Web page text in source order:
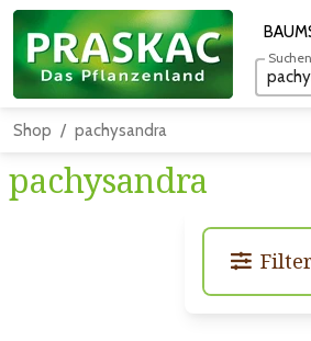
Shop pachysandra
pachysandra